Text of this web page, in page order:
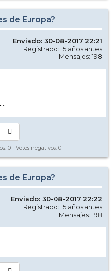
de Europa?
Enviado: 30-08-2017 22:21
Registrado: 15 años antes
Mensajes: 198
0 - Votos negativos: 0
de Europa?
Enviado: 30-08-2017 22:22
Registrado: 15 años antes
Mensajes: 198